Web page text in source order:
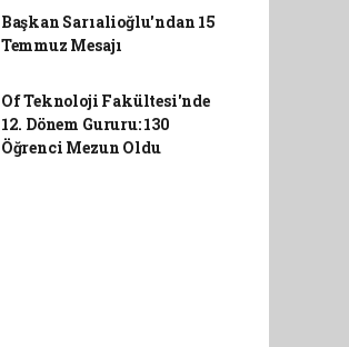
Başkan Sarıalioğlu'ndan 15
Temmuz Mesajı
Of Teknoloji Fakültesi'nde
12. Dönem Gururu: 130
Öğrenci Mezun Oldu